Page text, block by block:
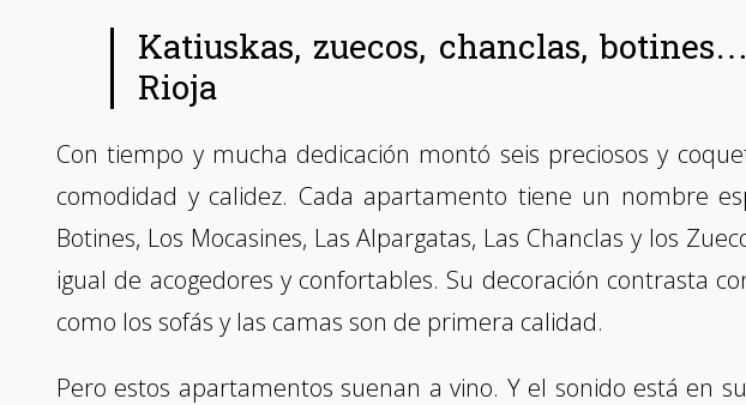
Katiuskas, zuecos, chanclas,
Rioja
Con tiempo y mucha dedicación montó seis preciosos y
comodidad y calidez. Cada apartamento tiene un nombre
Botines, Los Mocasines, Las Alpargatas, Las Chanclas y los
igual de acogedores y confortables. Su decoración contrasta
como los sofás y las camas son de primera calidad.
Pero estos apartamentos suenan a vino. Y el sonido está en